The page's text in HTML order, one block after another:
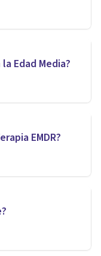
Edad Media?
EMDR?